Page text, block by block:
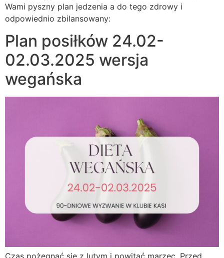
Wami pyszny plan jedzenia a do tego zdrowy i
odpowiednio zbilansowany:
Plan posiłków 24.02-
02.03.2025 wersja
wegańska